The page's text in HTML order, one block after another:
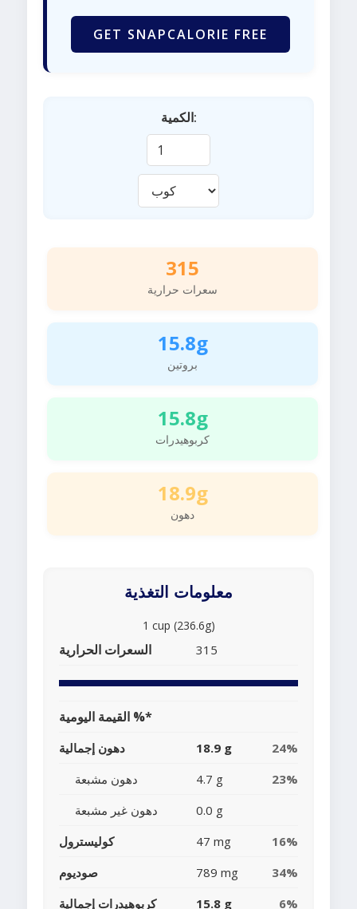
GET SNAPCALORIE FREE
الكمية:
315
سعرات حرارية
15.8g
بروتين
15.8g
كربوهيدرات
18.9g
دهون
معلومات التغذية
1 cup (236.6g)
السعرات الحرارية 315
القيمة اليومية %*
دهون إجمالية 18.9 g
24%
دهون مشبعة
4.7 g
23%
دهون غير مشبعة
0.0 g
كوليسترول
47 mg
16%
صوديوم
789 mg
34%
كربوهيدرات إجمالية
15.8 g 6%